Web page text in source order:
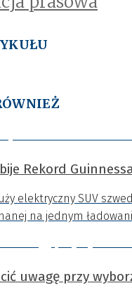
Rekord
elektryczny SUV
na jednym
uwagę przy